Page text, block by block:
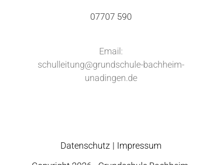
07707 590
Email:
schulleitung@grundschule-bachheim-
unadingen.de
Datenschutz
Impressum